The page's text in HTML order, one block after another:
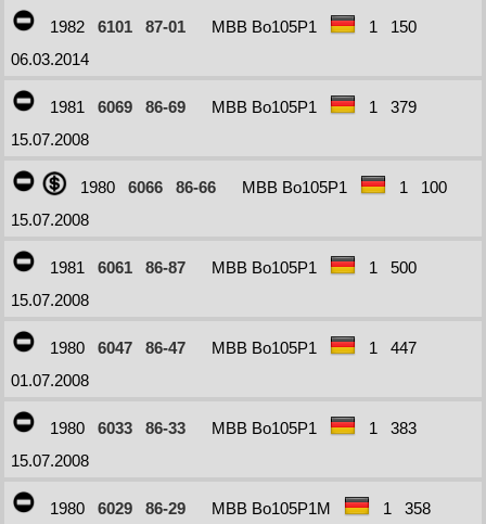
1982 6101 87-01 MBB Bo105P1 1
150
06.03.2014
1981 6069 86-69 MBB Bo105P1 1
379
15.07.2008
1980 6066 86-66 MBB Bo105P1 1
100
15.07.2008
1981 6061 86-87 MBB Bo105P1 1
500
15.07.2008
1980 6047 86-47 MBB Bo105P1 1
447
01.07.2008
1980 6033 86-33 MBB Bo105P1 1
383
15.07.2008
1980 6029 86-29 MBB Bo105P1M 1
358